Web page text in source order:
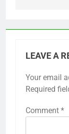
LEAVE A
Your email
Required
Comment *